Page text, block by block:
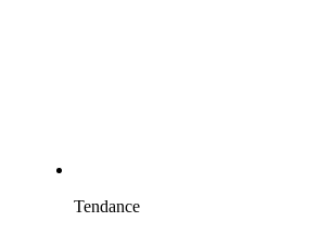
Tendance